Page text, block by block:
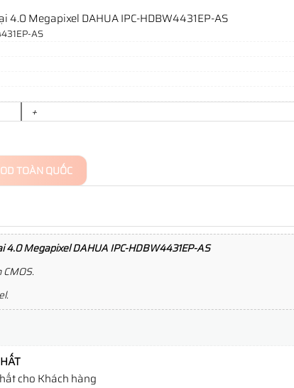
4.0 Megapixel DAHUA IPC-HDBW4431EP-AS
AS
+
TOÀN QUỐC
4.0 Megapixel DAHUA IPC-HDBW4431EP-AS
cho Khách hàng